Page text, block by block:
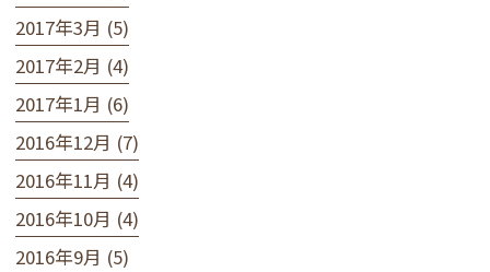
2017年3月 (5)
2017年2月 (4)
2017年1月 (6)
2016年12月 (7)
2016年11月 (4)
2016年10月 (4)
2016年9月 (5)